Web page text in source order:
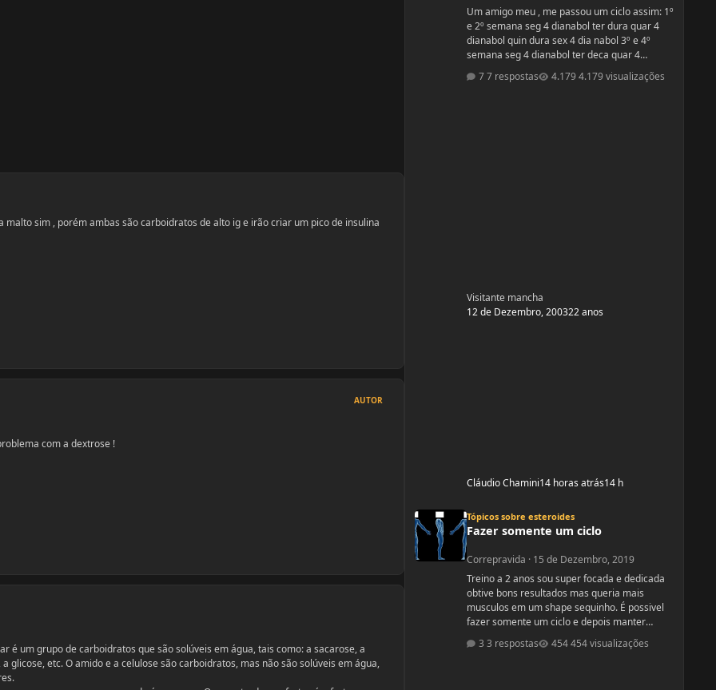
malto sim , porém ambas são carboidratos de alto ig e irão criar um pico de insulina
AUTOR
com a dextrose !
é um grupo de carboidratos que são solúveis em água, tais como: a sacarose, a
glicose, etc. O amido e a celulose são carboidratos, mas não são solúveis em água,
Um amigo meu , me passou um ciclo assim: 1º
e 2º semana seg 4 dianabol ter dura quar 4
dianabol quin dura sex 4 dia nabol 3º e 4º
semana seg 4 dianabol ter deca quar 4
seman vou partir para definição com outros
7 respostas 4.179 visualizações
Visitante mancha
12 de Dezembro, 200322 anos
Cláudio Chamini14 horas atrás14 h
Tópicos sobre esteroides
Fazer somente um ciclo
Correpravida · 15 de Dezembro, 2019
Treino a 2 anos sou super focada e dedicada
obtive bons resultados mas queria mais
musculos em um shape sequinho. É possivel
fazer somente um ciclo e depois manter
ja tiver esse tópico, procurei mais não
3 respostas 454 visualizações